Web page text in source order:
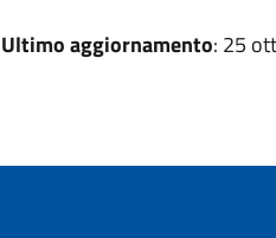
Ultimo aggiornamento: 25